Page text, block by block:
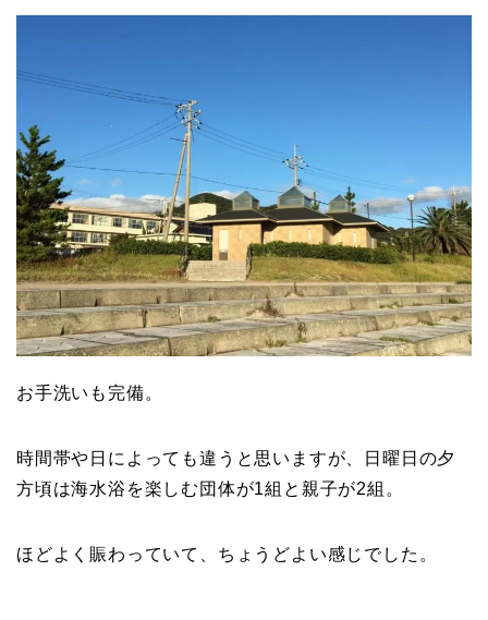
お手洗いも完備。
時間帯や日によっても違うと思いますが、日曜日の夕
方頃は海水浴を楽しむ団体が1組と親子が2組。
ほどよく賑わっていて、ちょうどよい感じでした。